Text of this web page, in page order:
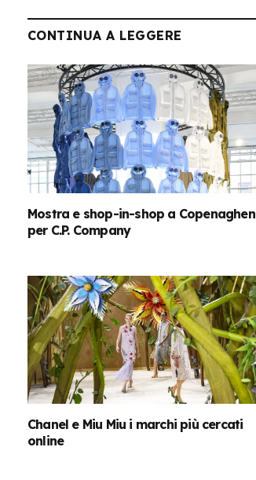
CONTINUA A LEGGERE
Mostra e shop-in-shop a Copenaghen
per C.P. Company
Chanel e Miu Miu i marchi più cercati
online